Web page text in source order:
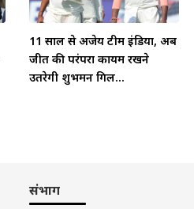
11 साल से अजेय टीम इंडिया, अब
जीत की परंपरा कायम रखने
उतरेगी शुभमन गिल...
संभाग